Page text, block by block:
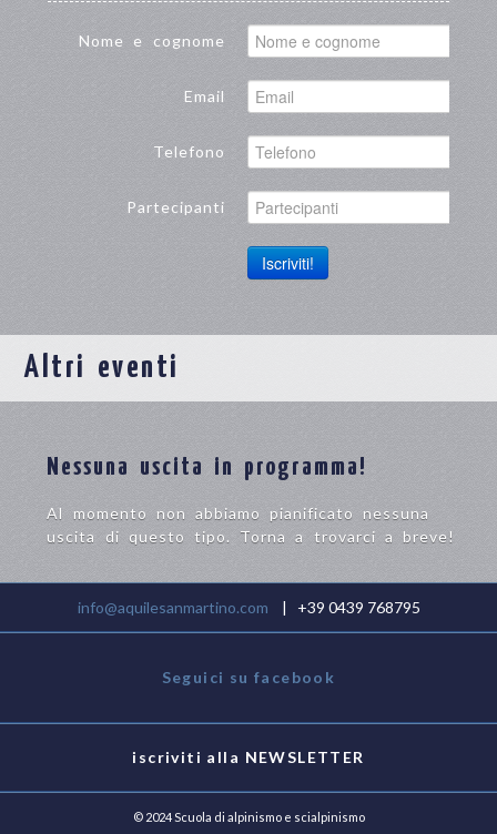
Nome e cognome
Email
Telefono
Partecipanti
Iscriviti!
Altri eventi
Nessuna uscita in programma!
Al momento non abbiamo pianificato nessuna
uscita di questo tipo. Torna a trovarci a breve!
info@aquilesanmartino.com | +39 0439 768795
Seguici su facebook
iscriviti alla NEWSLETTER
© 2024 Scuola di alpinismo e scialpinismo